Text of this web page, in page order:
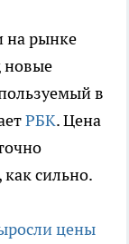
на рынке
новые
в
РБК. Цена
сильно.
цены